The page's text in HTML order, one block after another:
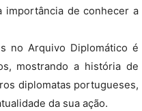
importância de conhecer a
no Arquivo Diplomático é
mostrando a história de
diplomatas portugueses,
da sua ação.